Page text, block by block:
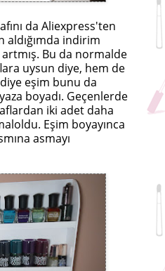
da Aliexpress'ten
aldığımda indirim
artmış. Bu da normalde
uysun diye, hem de
eşim bunu da
boyadı. Geçenlerde
iki adet daha
Eşim boyayınca
asmayı